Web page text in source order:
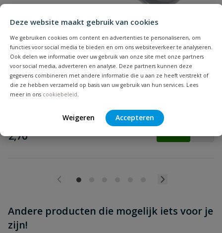
Deze website maakt gebruik van cookies
We gebruiken cookies om content en advertenties te personaliseren, om
functies voor social media te bieden en om ons websiteverkeer te analyseren.
Ook delen we informatie over uw gebruik van onze site met onze partners
voor social media, adverteren en analyse. Deze partners kunnen deze
gegevens combineren met andere informatie die u aan ze heeft verstrekt of
die ze hebben verzameld op basis van uw gebruik van hun services. Lees
meer in ons cookiebeleid.
Weigeren Accepteren
Beoordeling versturen
PVC overschuifmof
Zonder stootrand | Diameter: 32 t/m 500 mm | Aansluiting:
manchet | Kleur: grijs | KOMO
Op voorraad
€
2,70
Andere producten die mogelijk iets voor je
zijn!